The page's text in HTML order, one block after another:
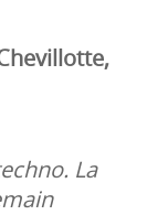
La